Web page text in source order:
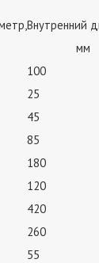
Внутренний
мм
100
25
45
85
180
120
420
260
55